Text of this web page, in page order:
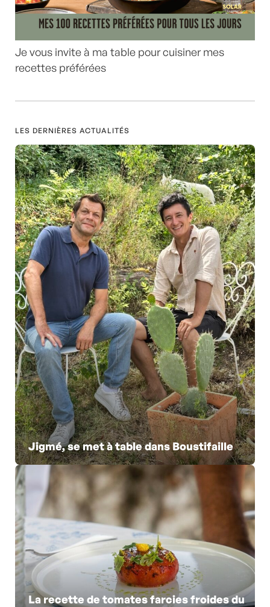
Je vous invite à ma table pour cuisiner mes
recettes préférées
LES DERNIÈRES ACTUALITÉS
Jigmé, se met à table dans Boustifaille
La recette de tomates farcies froides du